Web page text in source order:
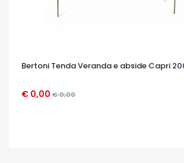
Bertoni Tenda Veranda e abside Capri
€ 0,00 € 0,00
OCCHIATA VELOCE